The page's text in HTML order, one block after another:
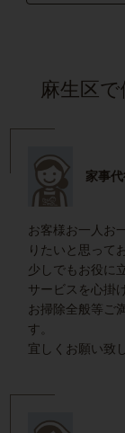
麻生区
家事
お客様お一人お
りたいと思って
少しでもお役に
サービスを心掛
お掃除全般等ご
す。
宜しくお願い致